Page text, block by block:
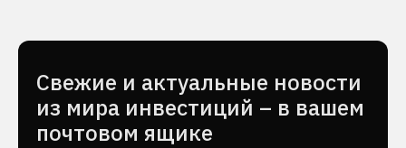
Cвежие и актуальные новости
из мира инвестиций – в вашем
почтовом ящике